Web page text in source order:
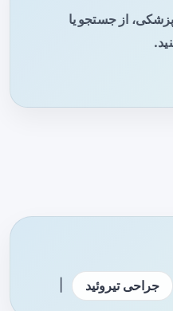
از جستجو یا
جراحی تیروئید